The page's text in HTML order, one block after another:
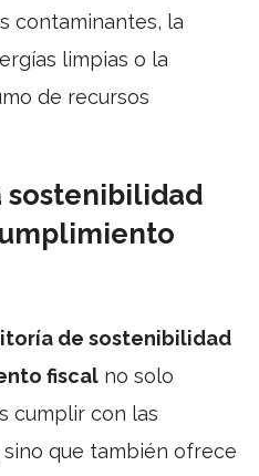
contaminantes, la
limpias o la
de recursos
sostenibilidad
de sostenibilidad
fiscal no solo
cumplir con las
que también ofrece